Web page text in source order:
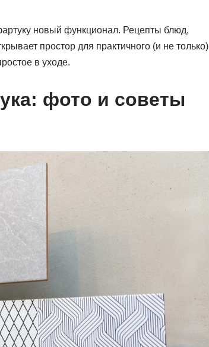
новый функционал. Рецепты блюд,
простор для практичного (и не только)
в уходе.
фото и советы